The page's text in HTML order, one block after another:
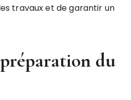
travaux et de garantir un
du